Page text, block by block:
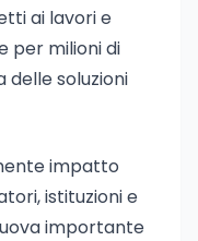
ai lavori e
per milioni di
soluzioni
impatto
istituzioni e
importante